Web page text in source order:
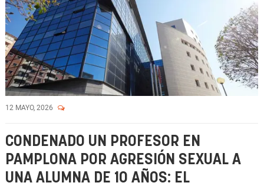
12 MAYO, 2026
CONDENADO UN PROFESOR EN
PAMPLONA POR AGRESIÓN SEXUAL A
UNA ALUMNA DE 10 AÑOS: EL